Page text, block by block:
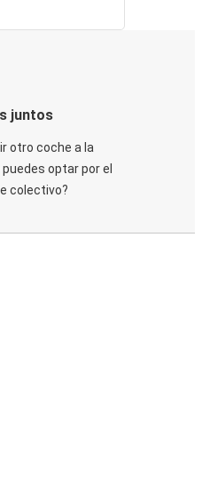
juntos
otro coche a la
optar por el
colectivo?